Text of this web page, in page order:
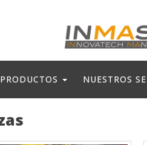
NUESTROS